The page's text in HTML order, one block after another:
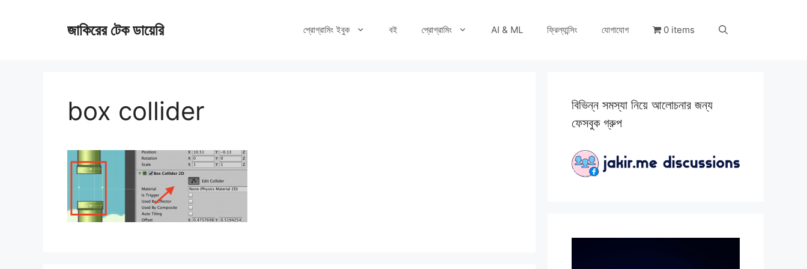
জাকিরের টেক ডায়েরি প্রোগ্রামিং ইবুক বই প্রোগ্রামিং AI & ML ফ্রিল্যান্সিং যোগাযোগ 0 items
box collider
বিভিন্ন সমস্যা নিয়ে আলোচনার জন্য
ফেসবুক গ্রুপ